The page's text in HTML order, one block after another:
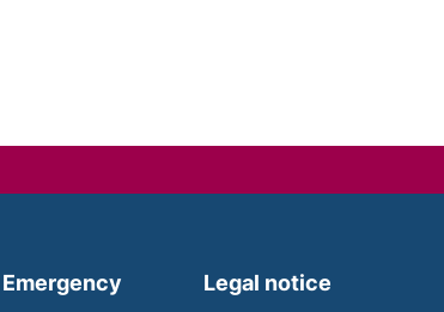
Emergency (external link, opens in a new
Legal notice